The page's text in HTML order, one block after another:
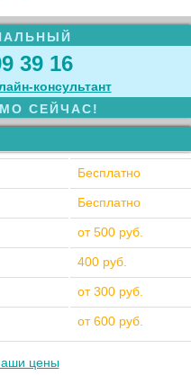
39 16
СЕЙЧАС!
Бесплатно
Бесплатно
от 500 руб.
400 руб.
от 300 руб.
от 600 руб.
цены